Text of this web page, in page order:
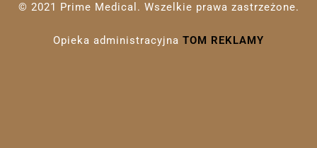
© 2021 Prime Medical. Wszelkie prawa zastrzeżone.
Opieka administracyjna TOM REKLAMY